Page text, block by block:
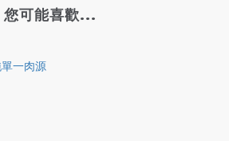
您可能喜歡...